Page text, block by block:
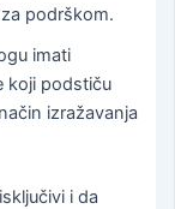
podrškom.
imati
koji podstiču
izražavanja
i da